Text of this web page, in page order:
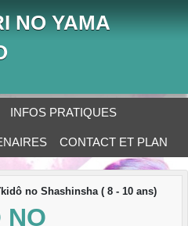
NO YAMA
INFOS PRATIQUES
CONTACT ET PLAN
no Shashinsha ( 8 - 10 ans)
NO